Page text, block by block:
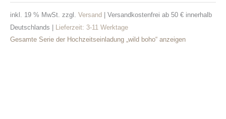
inkl. 19 % MwSt. zzgl. Versand
| Versandkostenfrei ab 50 € innerhalb
Deutschlands |
Lieferzeit: 3-11 Werktage
Gesamte Serie der Hochzeitseinladung „wild boho“ anzeigen